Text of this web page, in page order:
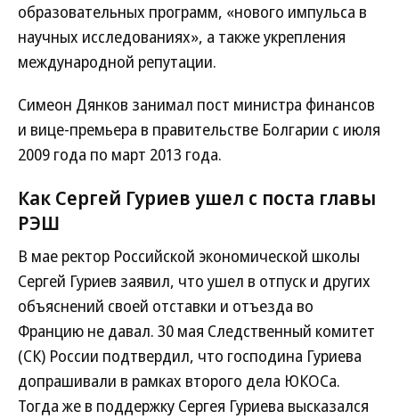
образовательных программ, «нового импульса в
научных исследованиях», а также укрепления
международной репутации.
Симеон Дянков занимал пост министра финансов
и вице-премьера в правительстве Болгарии с июля
2009 года по март 2013 года.
Как Сергей Гуриев ушел с поста главы
РЭШ
В мае ректор Российской экономической школы
Сергей Гуриев заявил, что ушел в отпуск и других
объяснений своей отставки и отъезда во
Францию не давал. 30 мая Следственный комитет
(СК) России подтвердил, что господина Гуриева
допрашивали в рамках второго дела ЮКОСа.
Тогда же в поддержку Сергея Гуриева высказался